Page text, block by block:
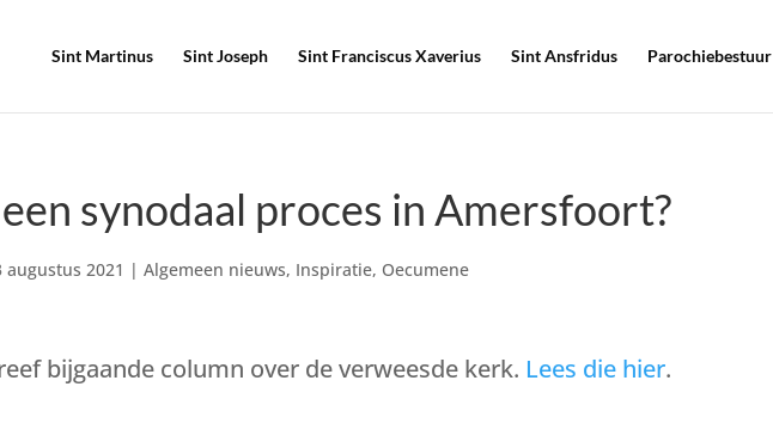
Sint Martinus Sint Joseph Sint Franciscus Xaverius Sint Ansfridus Parochiebestuur
synodaal proces in Amersfoort?
augustus 2021 |Algemeen nieuws, Inspiratie, Oecumene
bijgaande column over de verweesde kerk. Lees die hier.